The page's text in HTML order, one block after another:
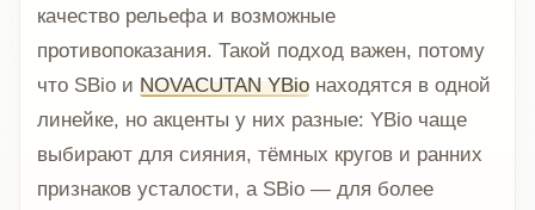
качество рельефа и возможные
противопоказания. Такой подход важен, потому
что SBio и NOVACUTAN YBio находятся в одной
линейке, но акценты у них разные: YBio чаще
выбирают для сияния, тёмных кругов и ранних
признаков усталости, а SBio — для более